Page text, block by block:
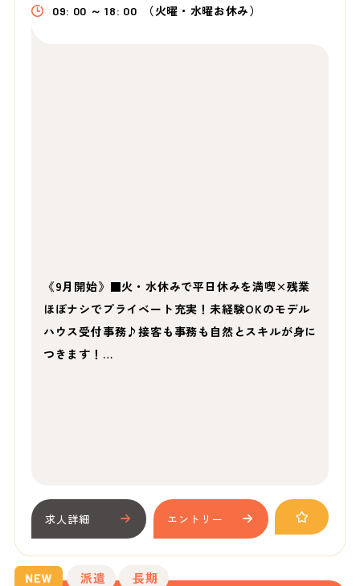
09: 00 ～ 18: 00 （火曜・水曜お休み）
《9月開始》■火・水休みで平日休みを満喫×残業
ほぼナシでプライベート充実！未経験OKのモデル
ハウス受付事務♪接客も事務も自然とスキルが身に
つきます！…
求人詳細 エントリー
派遣 長期